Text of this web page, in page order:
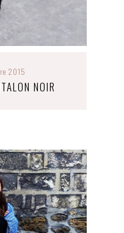
2015
NOIR